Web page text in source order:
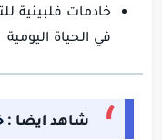
خادمات فلبينية
في الحياة اليومية
شاهد ايضا :